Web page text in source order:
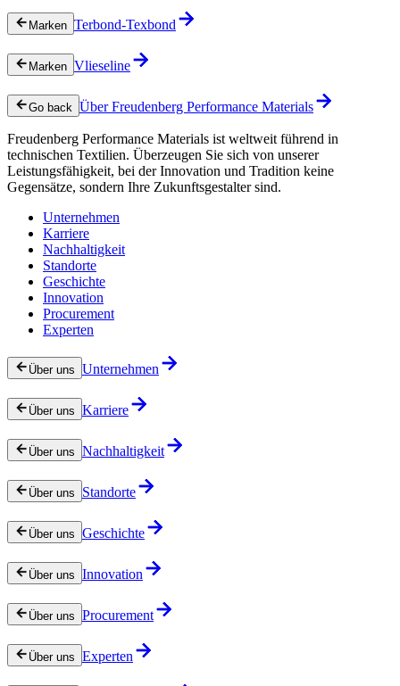
Marken Terbond-Texbond
Marken Vlieseline
Go back Über Freudenberg Performance Materials
Freudenberg Performance Materials ist weltweit führend in
technischen Textilien. Überzeugen Sie sich von unserer
Leistungsfähigkeit, bei der Innovation und Tradition keine
Gegensätze, sondern Ihre Zukunftsgestalter sind.
Unternehmen
Karriere
Nachhaltigkeit
Standorte
Geschichte
Innovation
Procurement
Experten
Über uns Unternehmen
Über uns Karriere
Über uns Nachhaltigkeit
Über uns Standorte
Über uns Geschichte
Über uns Innovation
Über uns Procurement
Über uns Experten